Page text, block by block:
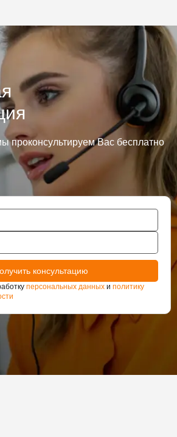
проконсультируем Вас бесплатно
персональных данных и политику